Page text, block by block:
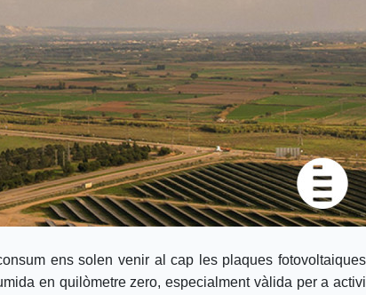
ens solen venir al cap les plaques
en quilòmetre zero, especialment vàlida per a